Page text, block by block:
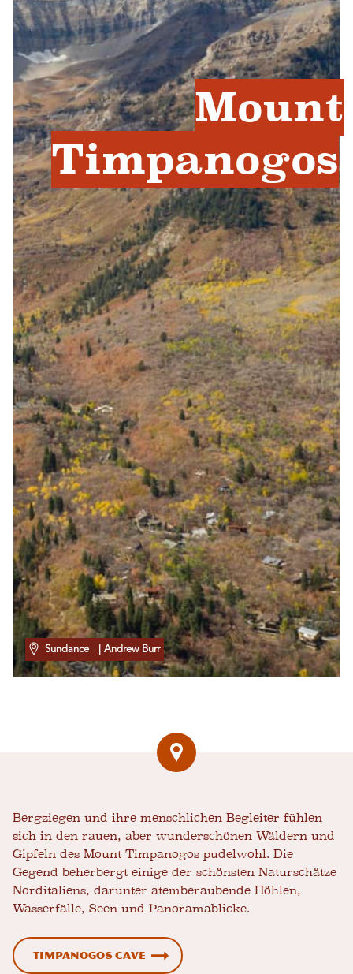
Mount
Timpanogos
Sundance | Andrew Burr
Bergziegen und ihre menschlichen Begleiter fühlen
sich in den rauen, aber wunderschönen Wäldern und
Gipfeln des Mount Timpanogos pudelwohl. Die
Gegend beherbergt einige der schönsten Naturschätze
Norditaliens, darunter atemberaubende Höhlen,
Wasserfälle, Seen und Panoramablicke.
Timpanogos Cave